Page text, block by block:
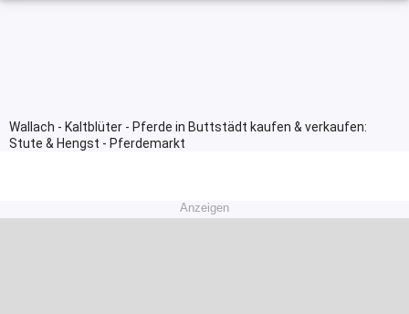
Wallach - Kaltblüter - Pferde in Buttstädt kaufen & verkaufen:
Stute & Hengst - Pferdemarkt
Anzeigen